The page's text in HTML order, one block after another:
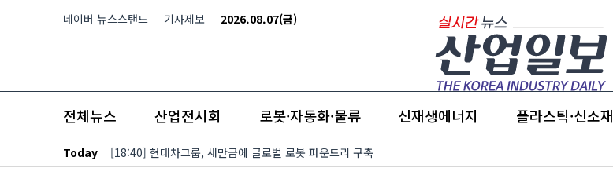
네이버 뉴스스탠드 기사제보 2026.08.07(금)
전체뉴스 산업전시회 로봇·자동화·물류 신재생에너지 플라스틱·신소재
Today [18:40] 현대차그룹, 새만금에 글로벌 로봇 파운드리 구축